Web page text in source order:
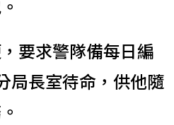
要求警隊備每日編
局長室待命，供他隨